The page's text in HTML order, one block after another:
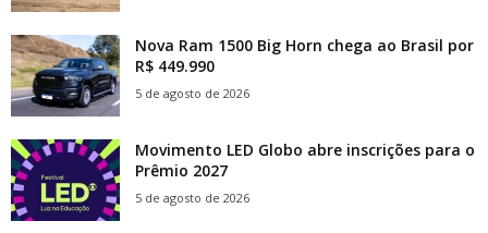
Nova Ram 1500 Big Horn chega ao Brasil por
R$ 449.990
5 de agosto de 2026
Movimento LED Globo abre inscrições para o
Prêmio 2027
5 de agosto de 2026